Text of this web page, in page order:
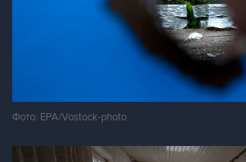
Фото: EPA/Vostock-photo